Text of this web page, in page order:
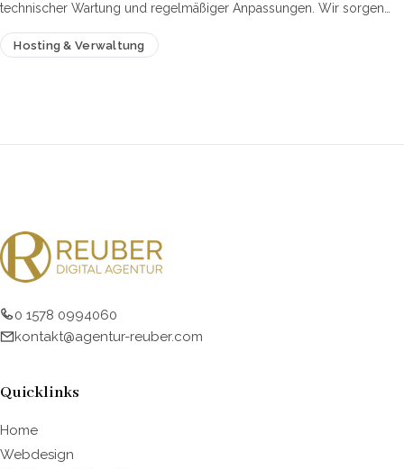
technischer Wartung und regelmäßiger Anpassungen. Wir sorgen
Hosting & Verwaltung
0 1578 0994060
kontakt@agentur-reuber.com
Quicklinks
Home
Webdesign